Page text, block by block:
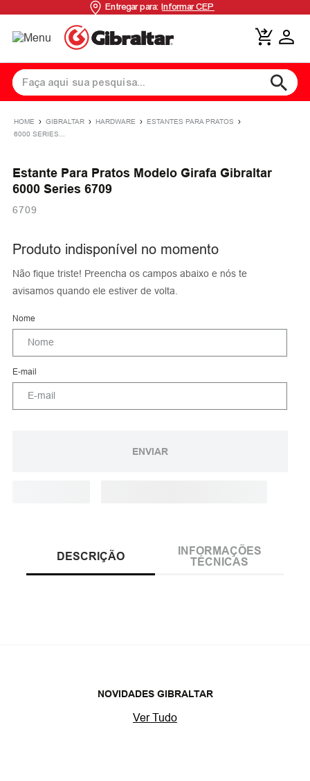
Entregar para:Informar CEP
GIBRALTAR HARDWARE
ESTANTES PARA PRATOS
6000 SERIES
Estante Para Pratos Modelo Girafa Gibraltar
6000 Series 6709
6709
ENVIAR
DESCRIÇÃO
INFORMAÇÕES
TÉCNICAS
NOVIDADES GIBRALTAR
Ver Tudo